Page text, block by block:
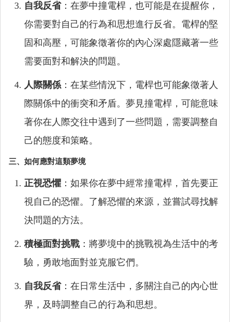
自我反省：在夢中撞電桿，也可能是在提醒你，
你需要對自己的行為和思想進行反省。電桿的堅
固和高壓，可能象徵著你的內心深處隱藏著一些
需要面對和解決的問題。
人際關係：在某些情況下，電桿也可能象徵著人
際關係中的衝突和矛盾。夢見撞電桿，可能意味
著你在人際交往中遇到了一些問題，需要調整自
己的態度和策略。
三、如何應對這類夢境
正視恐懼 ：如果你在夢中經常撞電桿，首先要正
視自己的恐懼。了解恐懼的來源，並嘗試尋找解
決問題的方法。
積極面對挑戰：將夢境中的挑戰視為生活中的考
驗，勇敢地面對並克服它們。
自我反省：在日常生活中，多關注自己的內心世
界，及時調整自己的行為和思想。